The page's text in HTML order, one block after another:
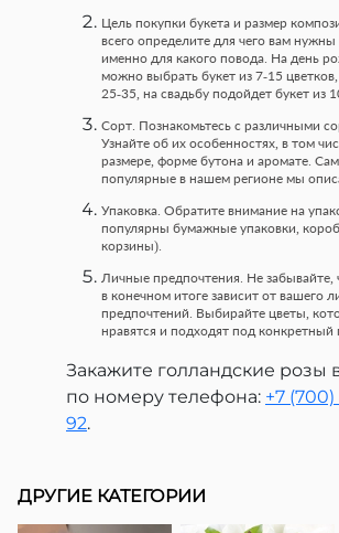
Цель покупки букета и размер
всего определите для чего вам
именно для какого повода. На день
можно выбрать букет из 7-15
25-35, на свадьбу подойдет букет из
Сорт. Познакомьтесь с различными
Узнайте об их особенностях, в том
размере, форме бутона и аромате.
популярные в нашем регионе мы
Упаковка. Обратите внимание на
популярны бумажные упаковки,
корзины).
Личные предпочтения. Не забывайте,
в конечном итоге зависит от вашего
предпочтений. Выбирайте цветы,
нравятся и подходят под конкретный
Закажите голландские розы
по номеру телефона: +7
92.
ДРУГИЕ КАТЕГОРИИ